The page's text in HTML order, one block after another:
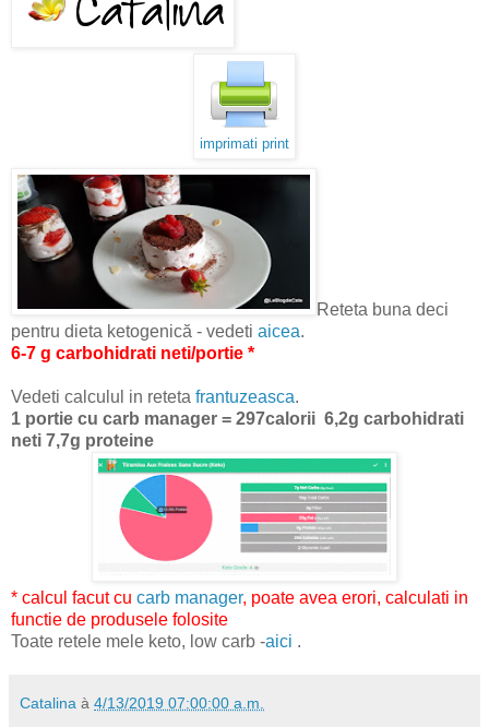
imprimati print
Reteta buna deci
pentru dieta ketogenică - vedeti aicea.
6-7 g carbohidrati neti/portie *
Vedeti calculul in reteta frantuzeasca.
1 portie cu carb manager = 297calorii 6,2g carbohidrati
neti 7,7g proteine
* calcul facut cu carb manager, poate avea erori, calculati in
functie de produsele folosite
Toate retele mele keto, low carb -aici .
Catalina à 4/13/2019 07:00:00 a.m.